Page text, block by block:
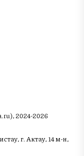
2024-2026
г. Актау, 14 м-н,